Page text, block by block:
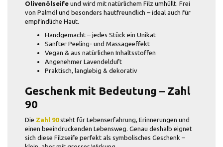
Olivenölseife und wird mit natürlichem Filz umhüllt. Frei
von Palmöl und besonders hautfreundlich – ideal auch für
empfindliche Haut.
Handgemacht – jedes Stück ein Unikat
Sanfter Peeling- und Massageeffekt
Vegan & aus natürlichen Inhaltsstoffen
Angenehmer Lavendelduft
Praktisch, langlebig & dekorativ
Geschenk mit Bedeutung – Zahl
90
Die Zahl 90steht für Lebenserfahrung, Erinnerungen und
einen beeindruckenden Lebensweg. Genau deshalb eignet
sich diese Filzseife perfekt als symbolisches Geschenk –